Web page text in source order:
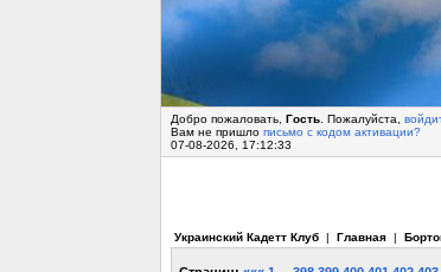
Добро пожаловать, Гость. Пожалуйста,
Вам не пришло письмо с кодом активации?
07-08-2026, 17:12:33
Украинский Кадетт Клуб| Главная|